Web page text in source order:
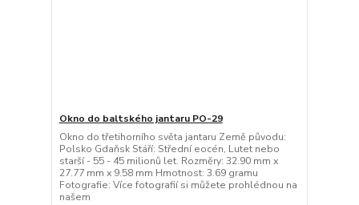
Okno do baltského jantaru PO-29
Okno do třetihorního světa jantaru Země původu:
Polsko Gdaňsk Stáří: Střední eocén, Lutet nebo
starší - 55 - 45 milionů let. Rozměry: 32.90 mm x
27.77 mm x 9.58 mm Hmotnost: 3.69 gramu
Fotografie: Více fotografií si můžete prohlédnou na
našem